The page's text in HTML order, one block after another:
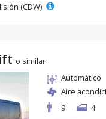
(CDW)
o similar
Automático
Aire
9
4